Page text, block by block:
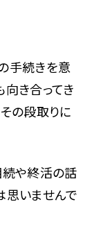
手続きを意
き合ってき
の段取りに
続や終活の話
思いませんで